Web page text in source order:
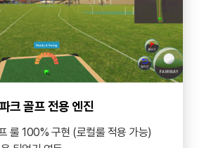
파크 골프 전용 엔진
룰 100% 구현 (로컬룰 적용 가능)